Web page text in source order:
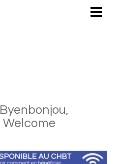
Byenbonjou,
Welcome